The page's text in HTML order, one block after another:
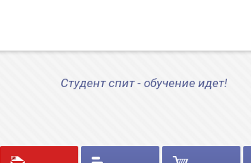
Студент спит - обучение идет!